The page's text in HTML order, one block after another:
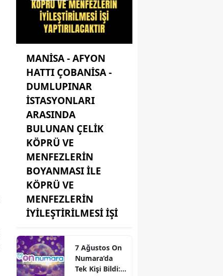
MANİSA - AFYON
HATTI ÇOBANİSA -
DUMLUPINAR
İSTASYONLARI
ARASINDA
BULUNAN ÇELİK
KÖPRÜ VE
MENFEZLERİN
BOYANMASI İLE
KÖPRÜ VE
MENFEZLERİN
İYİLEŞTİRİLMESİ İŞİ
7 Ağustos On
Numara’da
Tek Kişi Bildi: